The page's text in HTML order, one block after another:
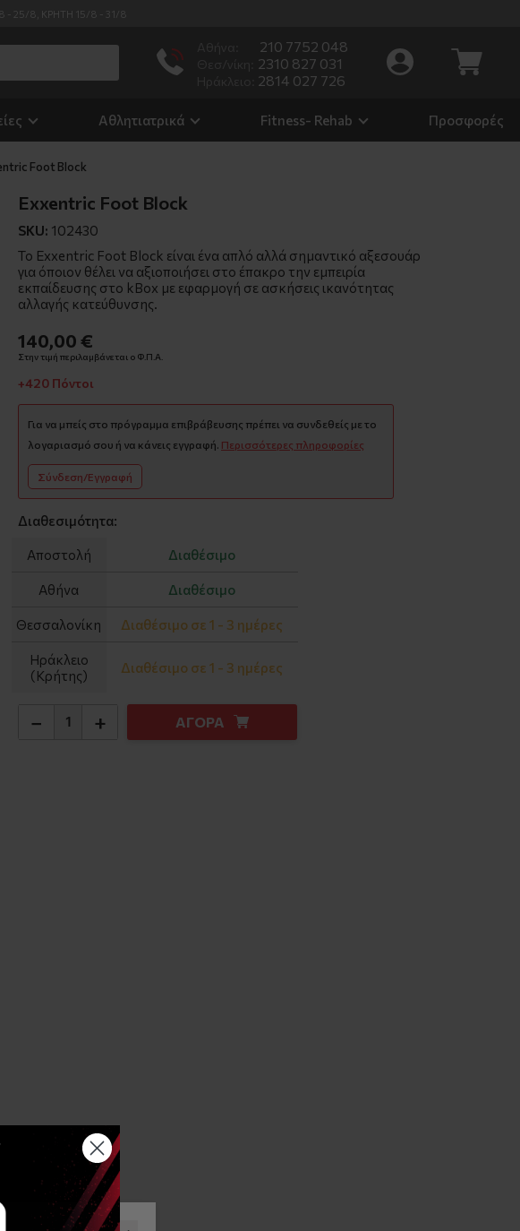
- 25/8, ΚΡΗΤΗ 15/8 - 31/8
210 7752 048
2310 827 031
2814 027 726
Αθλητιατρικά Fitness- Rehab Προσφορές
Foot Block
Exxentric Foot Block
SKU: 102430
Το Exxentric Foot Block είναι ένα απλό αλλά σημαντικό αξεσουάρ
για όποιον θέλει να αξιοποιήσει στο έπακρο την εμπειρία
εκπαίδευσης στο kBox με εφαρμογή σε ασκήσεις ικανότητας
αλλαγής κατεύθυνσης.
140,00 €
Στην τιμή περιλαμβάνεται ο Φ.Π.Α.
+420 Πόντοι
Για να μπείς στο πρόγραμμα επιβράβευσης πρέπει να συνδεθείς με το
λογαριασμό σου ή να κάνεις εγγραφή. Περισσότερες πληροφορίες
Σύνδεση/Εγγραφή
Διαθεσιμότητα:
Αποστολή Διαθέσιμο
Αθήνα Διαθέσιμο
Θεσσαλονίκη Διαθέσιμο σε 1 - 3 ημέρες
Ηράκλειο
(Κρήτης)
Διαθέσιμο σε 1 - 3 ημέρες
− + ΑΓΟΡΑ